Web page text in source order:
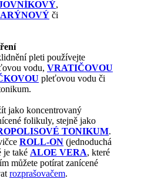
,
či
pleti používejte
vodu, VRATIČOVOU
pleťovou vodu či
jako koncentrovaný
folikuly, stejně jako
TONIKUM.
ROLL-ON (jednoduchá
je také ALOE VERA, které
můžete potírat zanícené
rozprašovačem.